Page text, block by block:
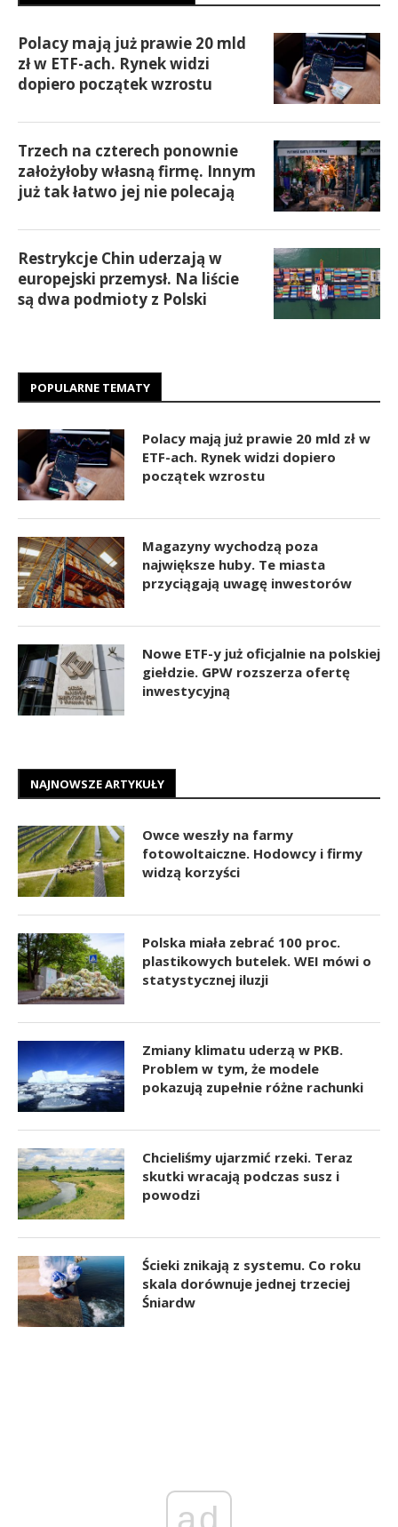
Polacy mają już prawie 20 mld
zł w ETF-ach. Rynek widzi
dopiero początek wzrostu
Trzech na czterech ponownie
założyłoby własną firmę. Innym
już tak łatwo jej nie polecają
Restrykcje Chin uderzają w
europejski przemysł. Na liście
są dwa podmioty z Polski
POPULARNE TEMATY
Polacy mają już prawie 20 mld zł w
ETF-ach. Rynek widzi dopiero
początek wzrostu
Magazyny wychodzą poza
największe huby. Te miasta
przyciągają uwagę inwestorów
Nowe ETF-y już oficjalnie na polskiej
giełdzie. GPW rozszerza ofertę
inwestycyjną
NAJNOWSZE ARTYKUŁY
Owce weszły na farmy
fotowoltaiczne. Hodowcy i firmy
widzą korzyści
Polska miała zebrać 100 proc.
plastikowych butelek. WEI mówi o
statystycznej iluzji
Zmiany klimatu uderzą w PKB.
Problem w tym, że modele
pokazują zupełnie różne rachunki
Chcieliśmy ujarzmić rzeki. Teraz
skutki wracają podczas susz i
powodzi
Ścieki znikają z systemu. Co roku
skala dorównuje jednej trzeciej
Śniardw
ad